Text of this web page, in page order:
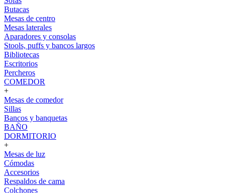
Butacas
Mesas de centro
Mesas laterales
Aparadores y consolas
Stools, puffs y bancos largos
Bibliotecas
Escritorios
Percheros
COMEDOR
+
Mesas de comedor
Sillas
Bancos y banquetas
BAÑO
DORMITORIO
+
Mesas de luz
Cómodas
Accesorios
Respaldos de cama
Colchones